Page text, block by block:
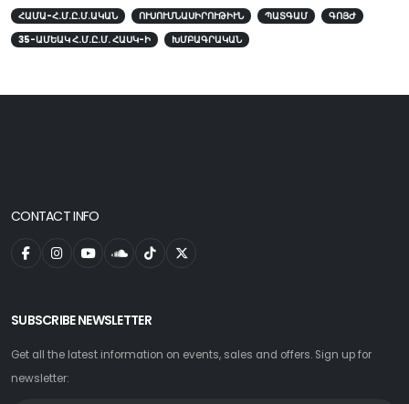
ՀԱՄԱ-Հ.Մ.Ը.Մ.ԱԿԱՆ ՈՒՍՈՒՄՆԱՍԻՐՈՒԹԻՒՆ ՊԱՏԳԱՄ
ԳՈՅԺ
35-ԱՄԵԱԿ Հ.Մ.Ը.Մ. ՀԱՍԿ-Ի
ԽՄԲԱԳՐԱԿԱՆ
CONTACT INFO
SUBSCRIBE NEWSLETTER
Get all the latest information on events, sales and offers. Sign up for
newsletter: